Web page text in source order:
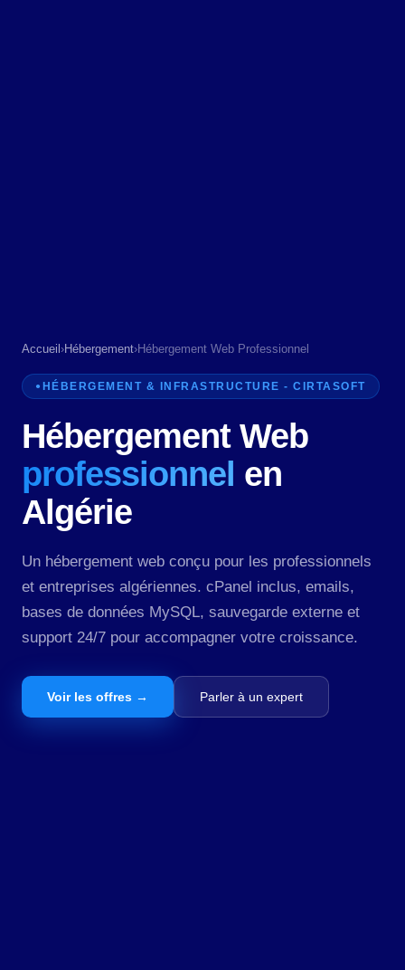
Accueil ›Hébergement›Hébergement Web Professionnel
HÉBERGEMENT & INFRASTRUCTURE - CIRTASOFT
Hébergement Web
professionnel en
Algérie
Un hébergement web conçu pour les professionnels
et entreprises algériennes. cPanel inclus, emails,
bases de données MySQL, sauvegarde externe et
support 24/7 pour accompagner votre croissance.
Voir les offres → Parler à un expert